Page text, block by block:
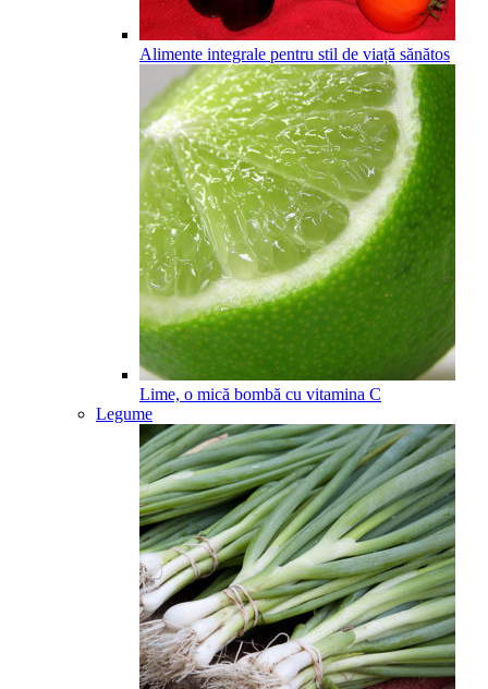
Alimente integrale pentru stil de viață sănătos
Lime, o mică bombă cu vitamina C
Legume